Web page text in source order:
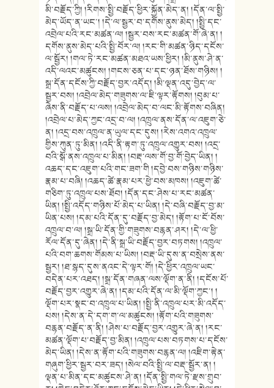
མི་བརྗོད་ཀྱི། །རིགས་སྤྱི་བརྗོད་ཕྱིར་སྐྱོན་མེད་ན། །དོན་ལ་སྤྱི་
མེད་ཡོད་ན་ཡང་། །དེ་ལ་སྦྱར་བ་དགོས་ནུས་མེད། །སྤྱི་དང་
འབྲེལ་པའི་རང་མཚན་ལ། །སྦྱར་བས་རང་མཚན་གོ་ཞེ་ན། །
དགོས་ནུས་མེད་པའི་སྤྱི་བོར་ལ། །རང་གི་མཚན་ཉིད་དངོས་
ལ་སྦྱོར། །གལ་ཏེ་རང་མཚན་མཐའ་ཡས་ཕྱིར། །མི་ནུས་ཤེ་ན་
འདི་ལའང་མཚུངས། །གངས་ཅན་པ་དང་ཉན་ཐོས་གཉིས། །
སྒྲ་དོན་དངོས་ཀྱི་བརྗོད་བྱར་འདོད། །མི་ལྡན་འདུ་བྱེད་ལ་
སྦྱར་བས། །འབྲེལ་མེད་གཟུགས་ལ་ཇི་ལྟར་རྟོགས། །བུམ་པ་
ཞེས་ནི་བརྗོད་པ་ལས། །འབྲེལ་མེད་བ་ལང་མི་རྟོགས་བཞིན།
།འབྲེལ་པ་མེད་ཀྱང་འདྲ་བ་ལ། །འཁྲུལ་ནས་དོན་ལ་འཇུག་ཅེ་
ན། །འདྲ་བས་འཁྲུལ་ན་ཡུལ་དང་དུས། །རེས་འགའ་འཁྲུལ་
གྱིས་ཀུན་ཏུ་མིན། །འདི་ནི་རྟག་ཏུ་འཁྲུལ་འགྱུར་བས། །འདྲ་
བའི་སྒོ་ནས་འཁྲུལ་པ་མིན། །བརྡ་ལས་གོ་བྱ་གོ་བྱེད་ཡིན། །
འཆད་དང་འཇུག་པའི་གང་ཟག་གི །དབྱེ་བས་གཉིས་གཉིས་
རྣམ་པ་བཞི། །འཆད་ཚེ་རྣམ་པར་ཕྱེ་བས་མཁས། །འཇུག་ཚེ་
གཅིག་ཏུ་འཁྲུལ་པས་ཐོབ། །དོན་དང་ཤེས་པ་རང་མཚན་
ཡིན། །སྤྱི་འདོད་གཉིས་པོ་མེད་པ་ཡིན། །དེ་བཞི་བརྗོད་བྱ་མ་
ཡིན་པས། །དམ་པའི་དོན་དུ་བརྗོད་བྱ་མེད། །རྟོག་པ་ངོ་བོས་
འཁྲུལ་བ་ལ། །སྒྲ་ཡི་དོན་གྱི་གཟུགས་བརྙན་ཤར། །དེ་ལ་ཕྱི་
རོལ་དོན་དུ་ཞེན། །དེ་ནི་སྒྲ་ཡི་བརྗོད་བྱར་བཏགས། །འཁྲུལ་
པའི་བག་ཆགས་གོམས་པ་ཡིས། །བརྡ་ཡི་དུས་ན་བསྲེས་ནས་
སྦྱར། །ཐ་སྙད་དུས་ནའང་དེ་ལྟར་གོ། །དེ་ཕྱིར་འཁྲུལ་ཡང་
བདེན་པར་འཐད། །སྒྲ་དོན་གཞན་ལས་ལྡོག་ན་ནི། །དངོས་པོ་
བརྗོད་བྱར་འགྱུར་ཞེ་ན། །དམ་པའི་དོན་ལ་མི་ལྡོག་ཀྱང་། །
ལྡོག་པར་སྣང་བ་འཁྲུལ་པ་ཡིན། །སྤྱི་ནི་འཁྲུལ་པར་མི་འདོད་
པས། །དེས་ན་དེ་དག་ག་ལ་མཚུངས། །རྟོག་པའི་གཟུགས་
བརྙན་བརྗོད་ན་ནི། །ཤེས་པ་བརྗོད་བྱར་འགྱུར་ཞེ་ན། །རང་
མཚན་ལྡོག་པ་བརྗོད་བྱ་མིན། །འཁྲུལ་པས་བཏགས་པ་དངོས་
མེད་ཡིན། །དེས་ན་རྟོག་པའི་གཟུགས་བརྙན་ལ། །འཇིག་རྟེན་
གཞུག་ཕྱིར་སྦྱར་བར་ཟད། །སེལ་བའི་སྤྱི་ལ་བརྡ་སྦྱོར་ན། །
ལྡན་པ་མིན་དང་མཚུངས་ཤེ་ན། །དོན་སྤྱི་གལ་ཏེ་རྫས་གྲུབ་